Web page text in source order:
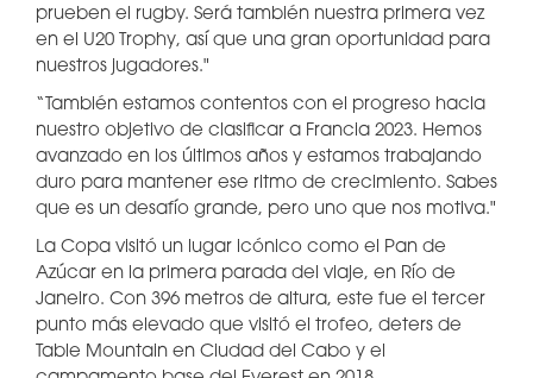
prueben el rugby. Será también nuestra primera vez
en el U20 Trophy, así que una gran oportunidad para
nuestros jugadores."
“También estamos contentos con el progreso hacia
nuestro objetivo de clasificar a Francia 2023. Hemos
avanzado en los últimos años y estamos trabajando
duro para mantener ese ritmo de crecimiento. Sabes
que es un desafío grande, pero uno que nos motiva."
La Copa visitó un lugar icónico como el Pan de
Azúcar en la primera parada del viaje, en Río de
Janeiro. Con 396 metros de altura, este fue el tercer
punto más elevado que visitó el trofeo, deters de
Table Mountain en Ciudad del Cabo y el